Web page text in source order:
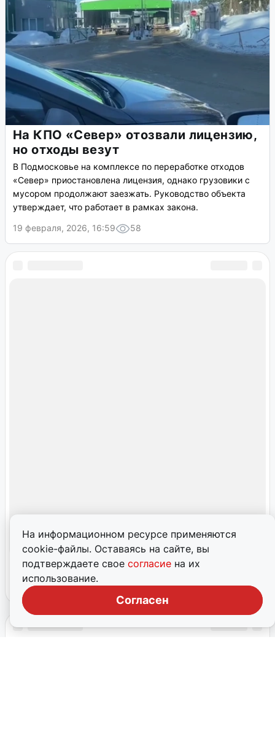
На информационном ресурсе применяются
cookie-файлы. Оставаясь на сайте, вы
подтверждаете свое согласие на их
использование.
Согласен
На КПО «Север» отозвали лицензию,
но отходы везут
В Подмосковье на комплексе по переработке отходов
«Север» приостановлена лицензия, однако грузовики с
мусором продолжают заезжать. Руководство объекта
утверждает, что работает в рамках закона.
19 февраля, 2026, 16:59
58